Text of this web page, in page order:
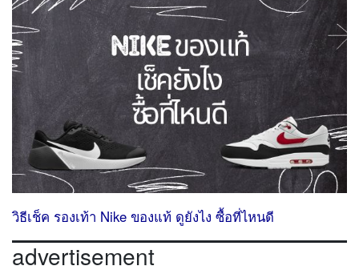
วิธีเช็ค รองเท้า Nike ของแท้ ดูยังไง ซื้อที่ไหนดี
advertisement